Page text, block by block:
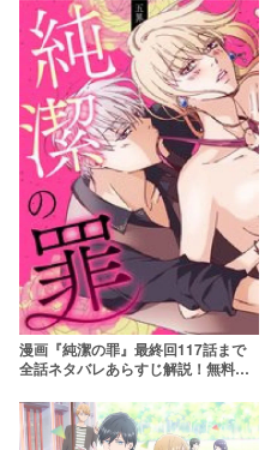
漫画『純潔の罪』最終回117話まで
全話ネタバレあらすじ解説！無料で
う